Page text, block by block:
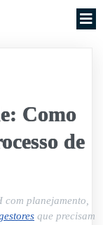
Como
de
com planejamento,
que precisam